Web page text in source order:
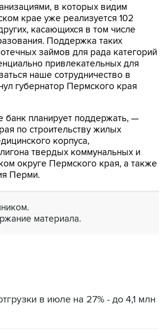
в которых видим
крае уже реализуется 102
касающихся в том числе
Поддержка таких
займов для рада категорий
привлекательных для
наше сотрудничество в
губернатор Пермского края
банк планирует поддержать, —
по строительству жилых
корпуса,
твердых коммунальных и
округе Пермского края, а также
Перми.
материала.
в июле на 27% - до 4,1 млн